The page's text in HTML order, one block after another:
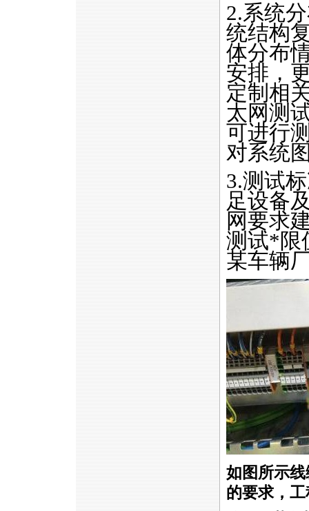
2.系统
统结构
体分布
安排，
定制相
太网测
可进行
对系统
3.测试
足设备
网要求
测试*限
某车辆
如图所示
的要求，